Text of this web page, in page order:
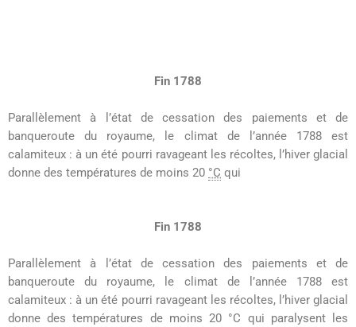
Fin 1788
Parallèlement à l’état de cessation des paiements et de
banqueroute du royaume, le climat de l’année 1788 est
calamiteux : à un été pourri ravageant les récoltes, l’hiver glacial
donne des températures de moins 20 °C qui
Fin 1788
Parallèlement à l’état de cessation des paiements et de
banqueroute du royaume, le climat de l’année 1788 est
calamiteux : à un été pourri ravageant les récoltes, l’hiver glacial
donne des températures de moins 20 °C qui paralysent les